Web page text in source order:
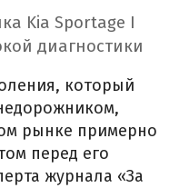
Kia Sportage I
диагностики
который
рынке примерно
перед его
журнала «За